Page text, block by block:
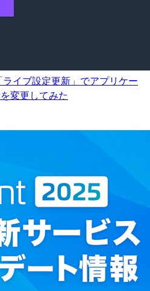
イブ設定更新」でアプリケー
変更してみた